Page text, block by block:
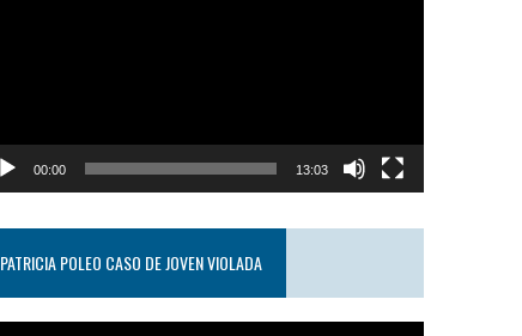
00:00 13:03
PATRICIA POLEO CASO DE JOVEN VIOLADA